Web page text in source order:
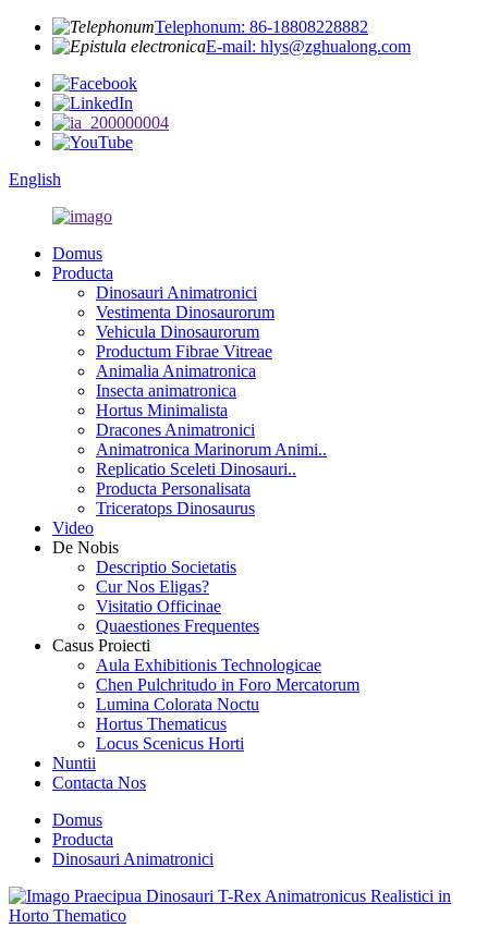
Telephonum: 86-18808228882
E-mail: hlys@zghualong.com
English
Domus
Producta
Dinosauri Animatronici
Vestimenta Dinosaurorum
Vehicula Dinosaurorum
Productum Fibrae Vitreae
Animalia Animatronica
Insecta animatronica
Hortus Minimalista
Dracones Animatronici
Animatronica Marinorum Animi..
Replicatio Sceleti Dinosauri..
Producta Personalisata
Triceratops Dinosaurus
Video
De Nobis
Descriptio Societatis
Cur Nos Eligas?
Visitatio Officinae
Quaestiones Frequentes
Casus Proiecti
Aula Exhibitionis Technologicae
Chen Pulchritudo in Foro Mercatorum
Lumina Colorata Noctu
Hortus Thematicus
Locus Scenicus Horti
Nuntii
Contacta Nos
Domus
Producta
Dinosauri Animatronici